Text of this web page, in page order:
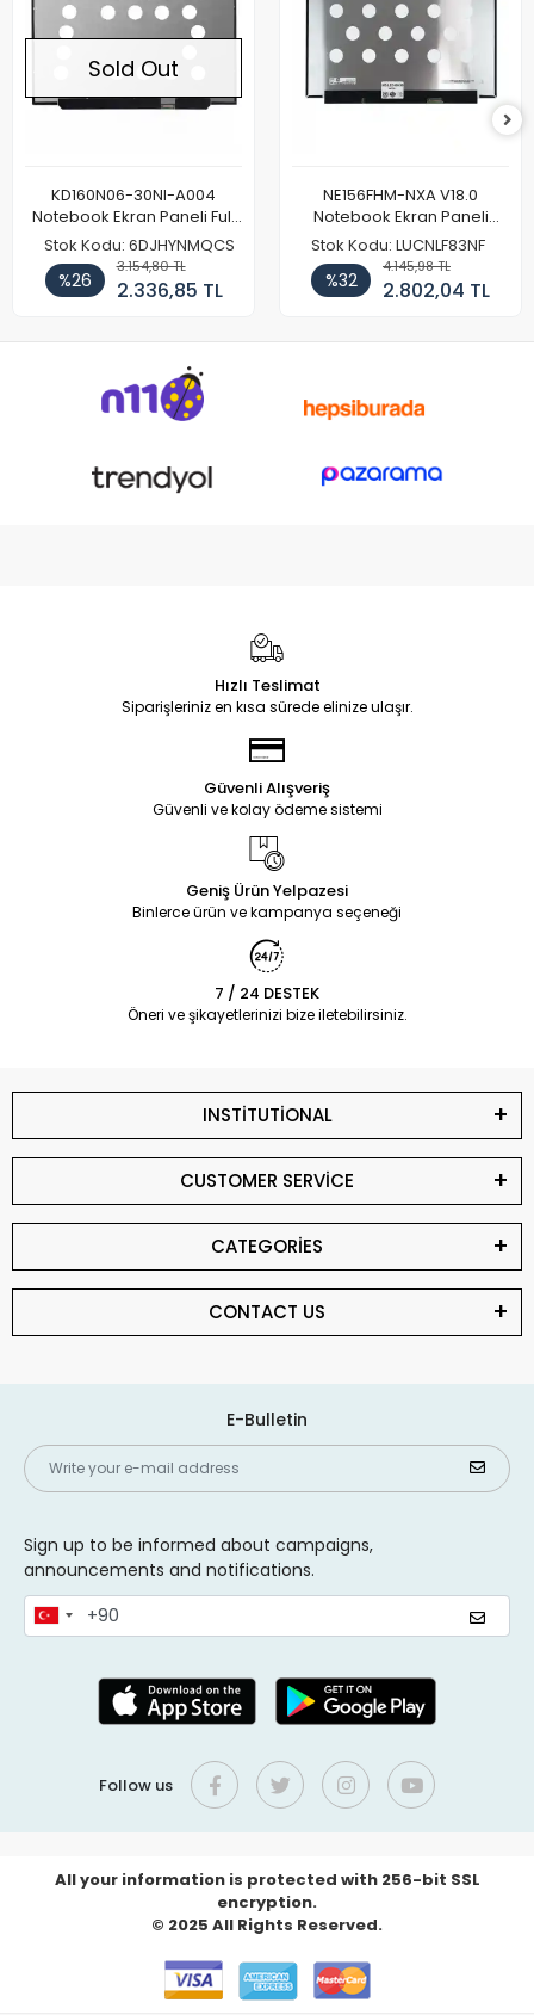
Sold Out
KD160N06-30NI-A004
Notebook Ekran Paneli Full
HD
Stok Kodu: 6DJHYNMQCS
%26
3.154,80 TL
2.336,85 TL
NE156FHM-NXA V18.0
Notebook Ekran Paneli
144Hz
Stok Kodu: LUCNLF83NF
%32
4.145,98 TL
2.802,04 TL
Hızlı Teslimat
Siparişleriniz en kısa sürede elinize ulaşır.
Güvenli Alışveriş
Güvenli ve kolay ödeme sistemi
Geniş Ürün Yelpazesi
Binlerce ürün ve kampanya seçeneği
7 / 24 DESTEK
Öneri ve şikayetlerinizi bize iletebilirsiniz.
INSTİTUTİONAL
CUSTOMER SERVİCE
CATEGORİES
CONTACT US
E-Bulletin
Sign up to be informed about campaigns,
announcements and notifications.
Follow us
All your information is protected with 256-bit SSL
encryption.
© 2025 All Rights Reserved.